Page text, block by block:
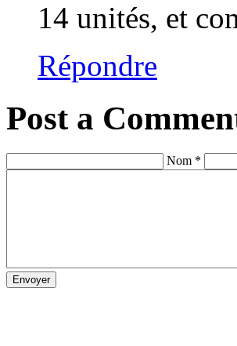
14 unités, et
Répondre
Post a
Nom *